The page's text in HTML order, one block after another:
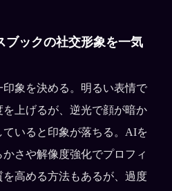
ブックの社交形象を一気
象を決める。明るい表情で
上げるが、逆光で顔が暗か
いると印象が落ちる。AIを
さや解像度強化でプロフィ
高める方法もあるが、過度